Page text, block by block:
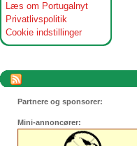
Læs om Portugalnyt
Privatlivspolitik
Cookie indstillinger
Partnere og sponsorer:
Mini-annoncører: